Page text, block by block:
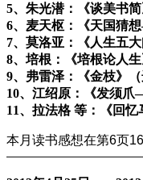
5、朱光潜：《谈美书
6、麦天枢：《天国猜
7、莫洛亚：《人生五
8、培根：《培根论人
9、弗雷泽：《金枝》（
10、江绍原：《发须
11、拉法格 等：《回忆
本月读书感想在第6页